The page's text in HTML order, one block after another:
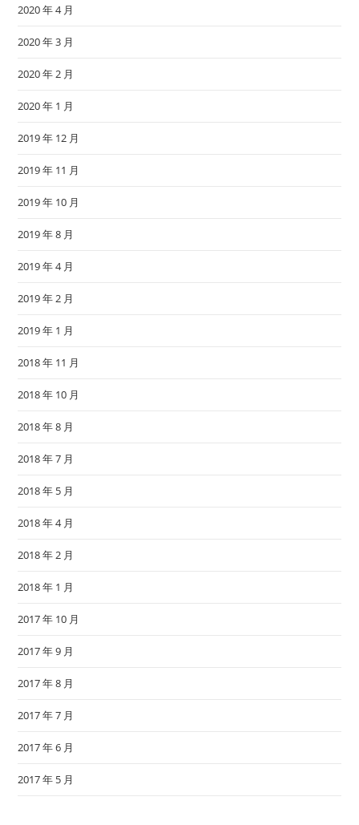
2020 年 4 月
2020 年 3 月
2020 年 2 月
2020 年 1 月
2019 年 12 月
2019 年 11 月
2019 年 10 月
2019 年 8 月
2019 年 4 月
2019 年 2 月
2019 年 1 月
2018 年 11 月
2018 年 10 月
2018 年 8 月
2018 年 7 月
2018 年 5 月
2018 年 4 月
2018 年 2 月
2018 年 1 月
2017 年 10 月
2017 年 9 月
2017 年 8 月
2017 年 7 月
2017 年 6 月
2017 年 5 月